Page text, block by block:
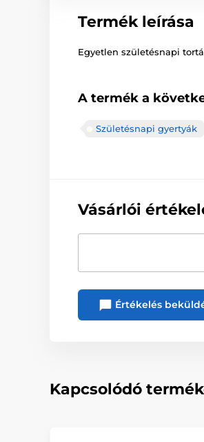
Termék leírása
Egyetlen születésnapi
A termék a
Születésnapi gyertyák
Vásárlói
Értékelés
Kapcsolódó